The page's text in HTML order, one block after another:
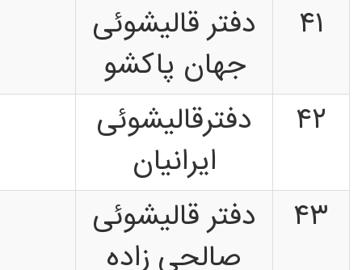
۴۱
دفتر قالیشوئی
جهان پاکشو
۴۲
دفترقالیشوئی
ایرانیان
۴۳
دفتر قالیشوئی
صالحی زاده